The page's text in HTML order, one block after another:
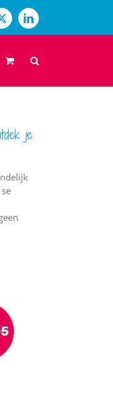
X LinkedIn
je